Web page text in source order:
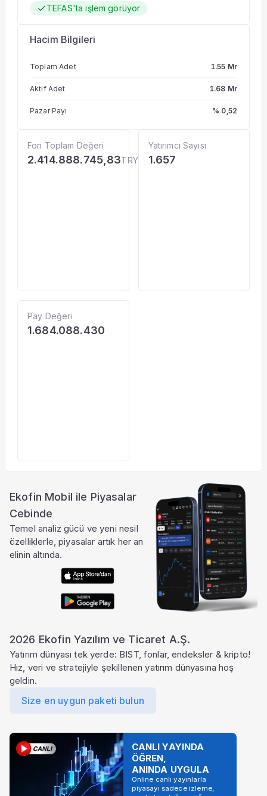
TEFAS'ta işlem görüyor
Hacim Bilgileri
Toplam Adet 1.55 Mr
Aktif Adet 1.68 Mr
Pazar Payı % 0,52
Fon Toplam Değeri
2.414.888.745,83TRY
Yatırımcı Sayısı
1.657
Pay Değeri
1.684.088.430
Ekofin Mobil ile Piyasalar
Cebinde
Temel analiz gücü ve yeni nesil
özelliklerle, piyasalar artık her an
elinin altında.
2026 Ekofin Yazılım ve Ticaret A.Ş.
Yatırım dünyası tek yerde: BIST, fonlar, endeksler & kripto!
Hız, veri ve stratejiyle şekillenen yatırım dünyasına hoş
geldin.
Size en uygun paketi bulun
CANLI YAYINDA
ÖĞREN,
ANINDA UYGULA
Online canlı yayınlarla
piyasayı sadece izleme,